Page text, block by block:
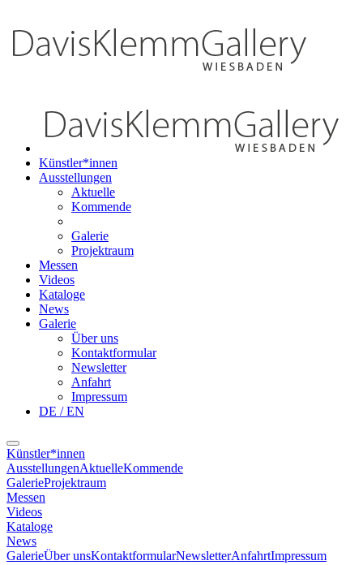
Künstler*innen
Ausstellungen
Aktuelle
Kommende
Galerie
Projektraum
Messen
Videos
Kataloge
News
Galerie
Über uns
Kontaktformular
Newsletter
Anfahrt
Impressum
DE / EN
Künstler*innen
AusstellungenAktuelleKommende
GalerieProjektraum
Messen
Videos
Kataloge
News
GalerieÜber unsKontaktformularNewsletterAnfahrtImpressum